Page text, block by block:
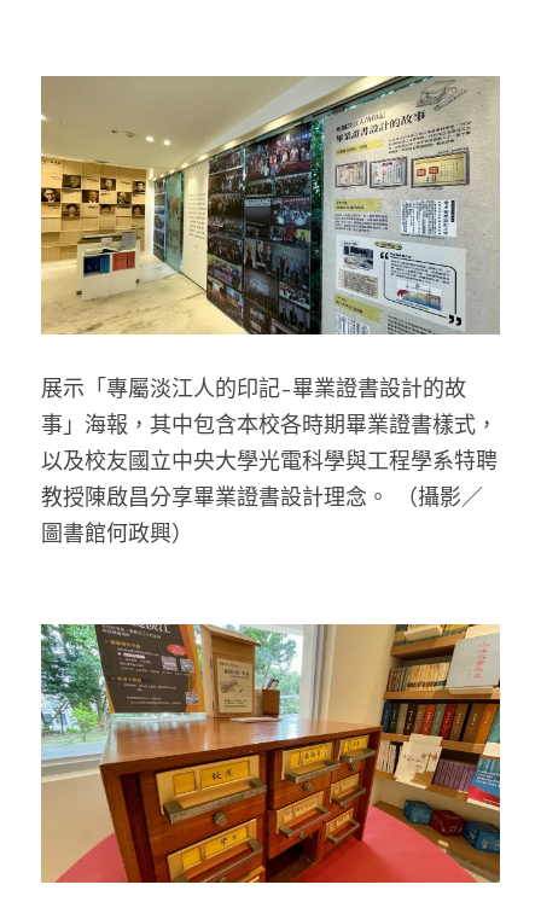
展示「專屬淡江人的印記-畢業證書設計的故
事」海報，其中包含本校各時期畢業證書樣式，
以及校友國立中央大學光電科學與工程學系特聘
教授陳啟昌分享畢業證書設計理念。
（攝影／
圖書館何政興）